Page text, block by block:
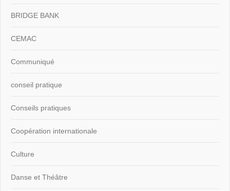
BRIDGE BANK
CEMAC
Communiqué
conseil pratique
Conseils pratiques
Coopération internationale
Culture
Danse et Théâtre